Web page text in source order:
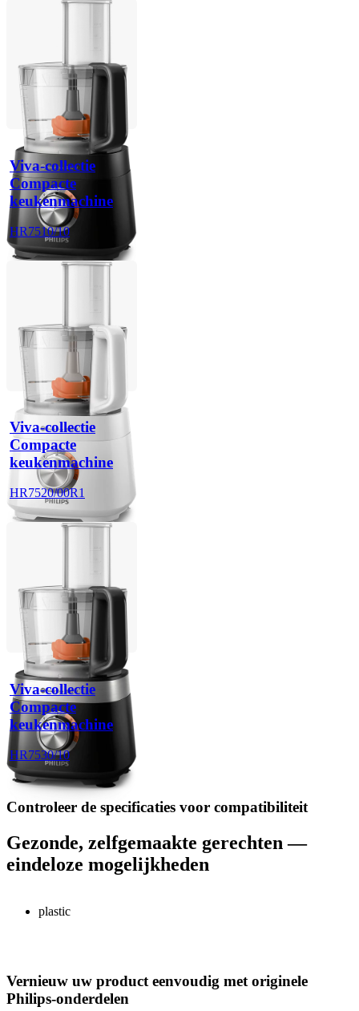
Viva-collectie
Compacte
keukenmachine
HR7510/10
Viva-collectie
Compacte
keukenmachine
HR7520/00R1
Viva-collectie
Compacte
keukenmachine
HR7530/10
Controleer de specificaties voor compatibiliteit
Gezonde, zelfgemaakte gerechten —
eindeloze mogelijkheden
plastic
Vernieuw uw product eenvoudig met originele
Philips-onderdelen